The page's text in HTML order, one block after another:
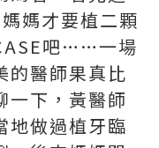
媽才要植二顆
吧……一場
的醫師果真比
一下，黃醫師
地做過植牙臨